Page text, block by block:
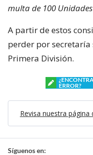
multa de 100
A partir de estos
perder por
Primera División.
ERROR?
Revisa nuestra página
Síguenos en: